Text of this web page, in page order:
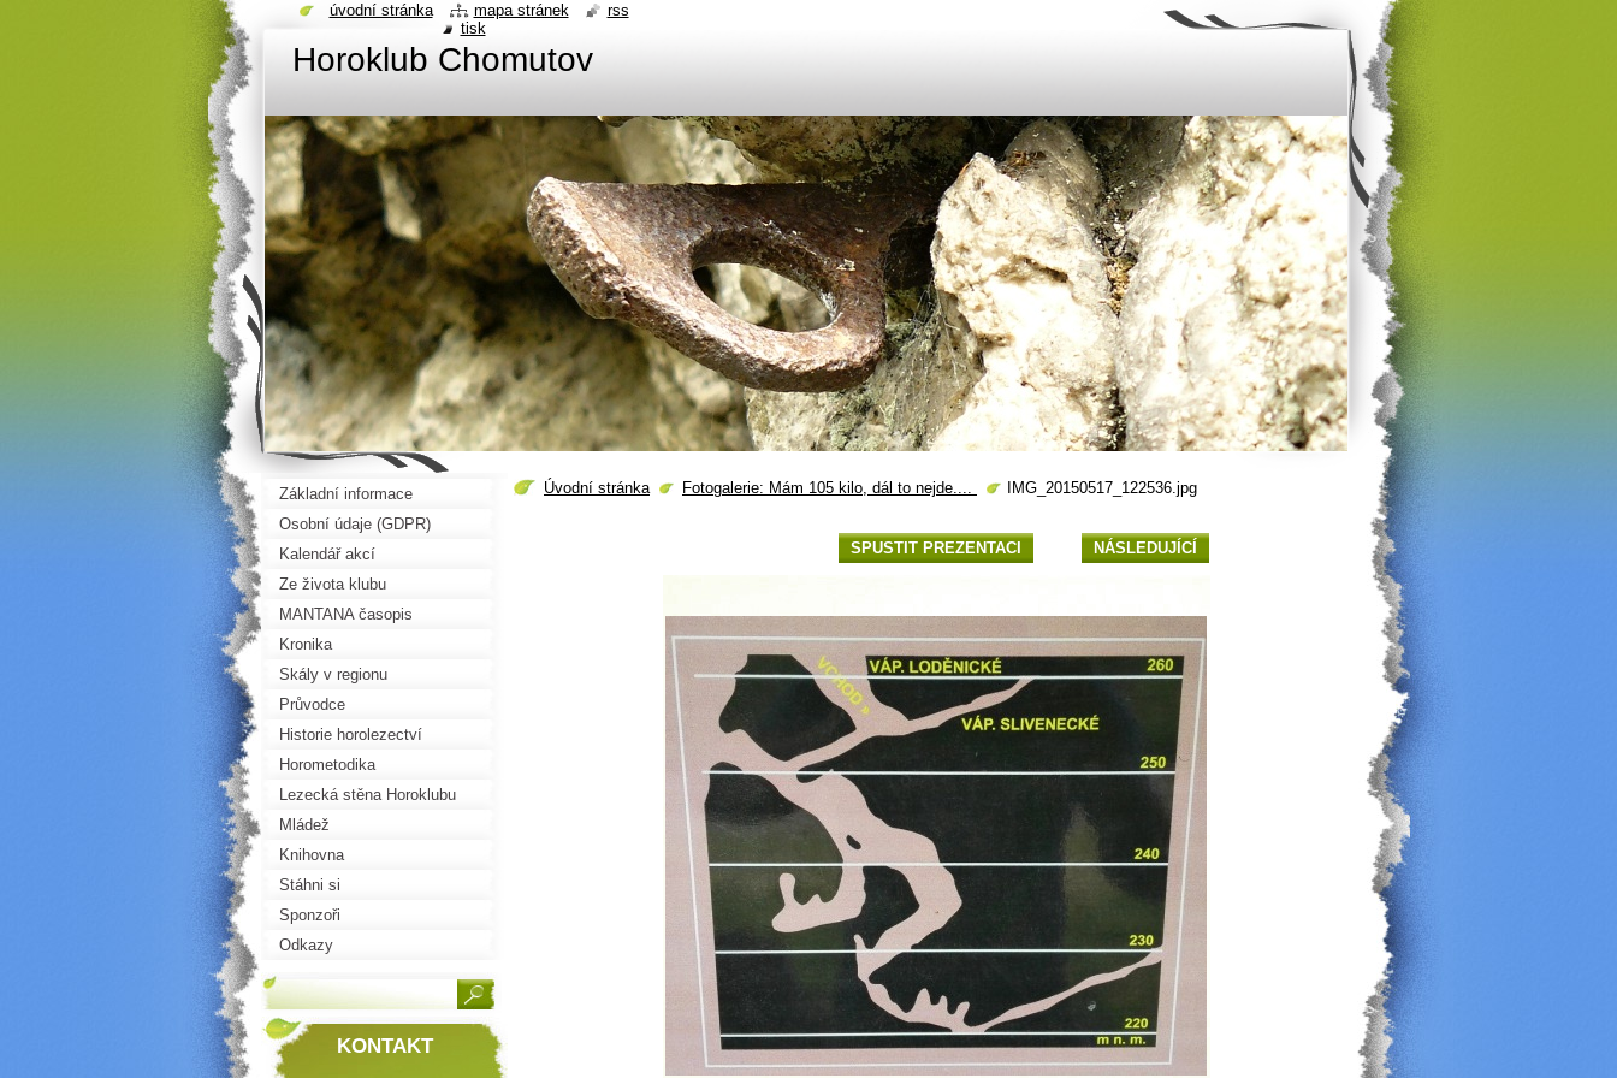
Horoklub Chomutov
Úvodní stránka Fotogalerie: Mám 105 kilo, dál to nejde.... IMG_20150517_122536.jpg
SPUSTIT PREZENTACI NÁSLEDUJÍCÍ
Základní informace
Osobní údaje (GDPR)
Kalendář akcí
Ze života klubu
MANTANA časopis
Kronika
Skály v regionu
Průvodce
Historie horolezectví
Horometodika
Lezecká stěna Horoklubu
Mládež
Knihovna
Stáhni si
Sponzoři
Odkazy
KONTAKT
úvodní stránka mapa stránek
rss
tisk